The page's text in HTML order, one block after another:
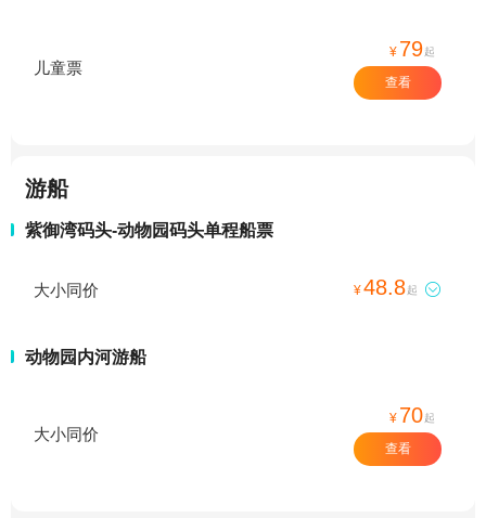
儿童票
¥ 79起
查看
游船
紫御湾码头-动物园码头单程船票
大小同价 ¥48.8起 
动物园内河游船
大小同价
¥ 70起
查看